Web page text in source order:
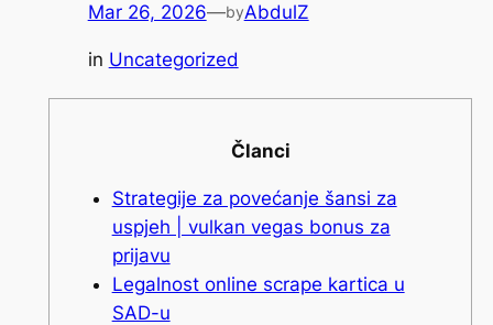
Mar 26, 2026—byAbdulZ
in Uncategorized
Članci
Strategije za povećanje šansi za
uspjeh | vulkan vegas bonus za
prijavu
Legalnost online scrape kartica u
SAD-u